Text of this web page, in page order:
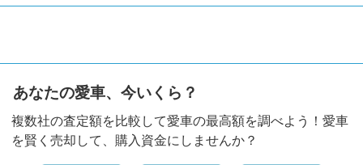
あなたの愛車、今いくら？
複数社の査定額を比較して愛車の最高額を調べよう！愛車
を賢く売却して、購入資金にしませんか？